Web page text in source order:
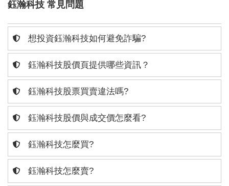
鈺瀚科技 常見問題
想投資鈺瀚科技如何避免詐騙?
鈺瀚科技股價頁提供哪些資訊？
鈺瀚科技股票買賣違法嗎?
鈺瀚科技股價與成交價怎麼看?
鈺瀚科技怎麼買?
鈺瀚科技怎麼賣?